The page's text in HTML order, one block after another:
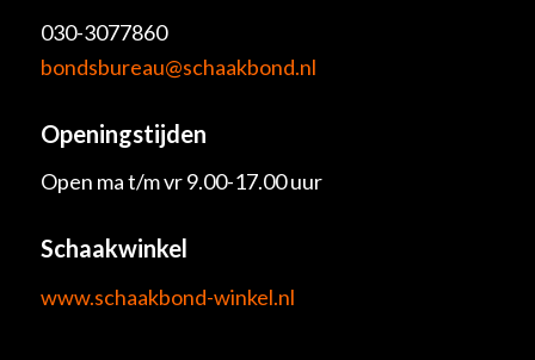
030-3077860
bondsbureau@schaakbond.nl
Openingstijden
Open ma t/m vr 9.00-17.00 uur
Schaakwinkel
www.schaakbond-winkel.nl